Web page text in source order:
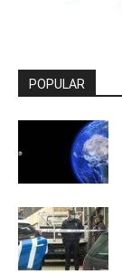
POPULAR